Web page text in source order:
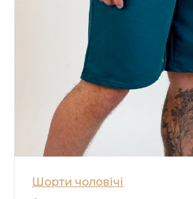
Шорти чоловічі